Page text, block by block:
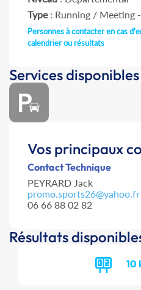
Type: Running / Meeting
Personnes à contacter en cas
calendrier ou résultats
Services disponibles
Vos principaux
Contact Technique
PEYRARD Jack
promo.sports26@yahoo.fr
06 66 88 02 82
Résultats
10